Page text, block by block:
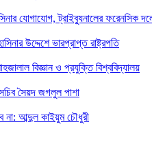
যোগাযোগ, ট্রাইব্যুনালের ফরেনসিক
উদ্দেশে ভারপ্রাপ্ত রাষ্ট্রপতি
বিজ্ঞান ও প্রযুক্তি বিশ্ববিদ্যালয়
সৈয়দ জগলুল পাশা
না: আব্দুল কাইয়ুম চৌধুরী